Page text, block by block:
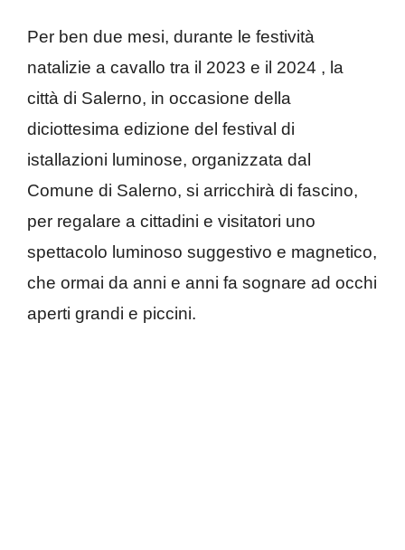
Per ben due mesi, durante le festività
natalizie a cavallo tra il 2023 e il 2024 , la
città di Salerno, in occasione della
diciottesima edizione del festival di
istallazioni luminose, organizzata dal
Comune di Salerno, si arricchirà di fascino,
per regalare a cittadini e visitatori uno
spettacolo luminoso suggestivo e magnetico,
che ormai da anni e anni fa sognare ad occhi
aperti grandi e piccini.